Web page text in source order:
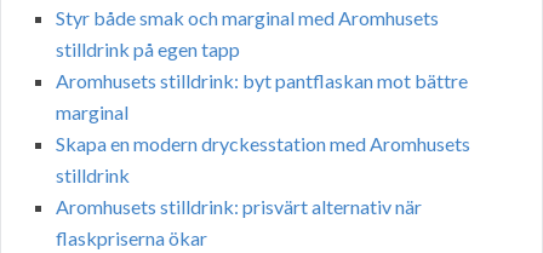
Styr både smak och marginal med Aromhusets
stilldrink på egen tapp
Aromhusets stilldrink: byt pantflaskan mot bättre
marginal
Skapa en modern dryckesstation med Aromhusets
stilldrink
Aromhusets stilldrink: prisvärt alternativ när
flaskpriserna ökar